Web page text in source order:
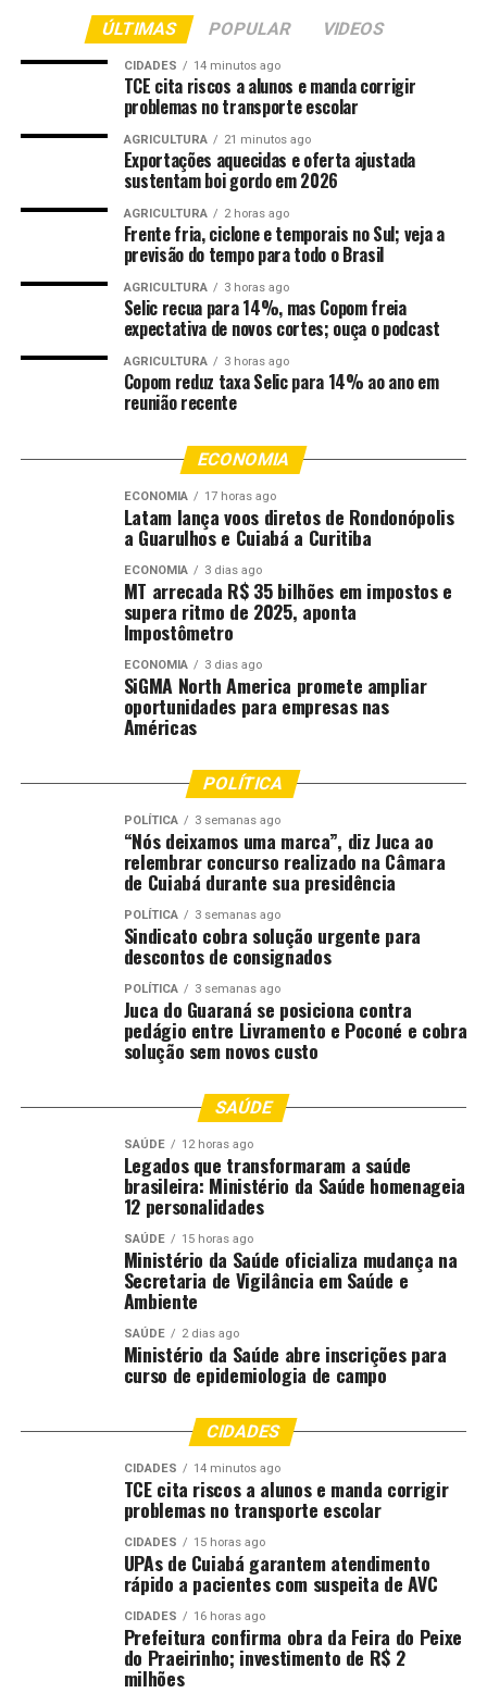
evento, promovido pela Liga Carnaval Cuiabá, terá
entrada gratuita e conta com patrocínio do Governo do
Estado, além do apoio institucional da Prefeitura de
Na próxima semana, período oficial do Carnaval, o
grande destaque fica por conta dos eventos religiosos.
Na Arena Pantanal, o Vinde e Vede será realizado de
sábado a domingo, reunindo milhares de fiéis católicos
em um dos maiores encontros de evangelização do
Centro-Oeste. Marco da Igreja Católica em Mato Grosso,
o evento fortalece, a cada ano, a proposta de vivenciar o
período carnavalesco como um tempo de
espiritualidade, comunhão e celebração da fé, reunindo
famílias em um ambiente de oração, louvor e
solidariedade.
Reunindo a força da juventude evangélica em Cuiabá, o
Congresso da Umadecre chega à sua 44ª edição, com
uma programação intensa de cultos, louvores e
ministrações, que começa na Arena Pantanal e segue
para o Grande Templo. Além de momentos de adoração,
a organização promete dias de muita alegria e
comemoração pelos 44 anos de história da Umadecre.
como uma alternativa cultural e familiar, com
programação carnavalesca no Sesc Arsenal e no Sesc
Balneário Dr. Meirelles. A agenda inclui oficinas,
reforçando o caráter social e inclusivo do período.
Confira programação dos eventos:
LIGA CARNAVAL CUIABÁ
Sexta-feira – 06/02
19h00 – Palco Principal – Grupo Aprontaê (Atração
20h30 – Início do Desfile de Blocos e Escolas de Samba
21h30 – Desfile do Bloco Carnavalesco Tradição do
22h30 – Desfile do Bloco Carnavalesco Agora Q Q Esse
23h30 – Desfile do Bloco Carnavalesco Luxo Folia
00h30 – Desfile da Escola de Samba Império de Angola
01h30 – Encerramento do Desfile
01h30 – Palco Principal – Tiee (Show Nacional)
02h30 – Palco Principal – Banda Novo Som (Atração
04h30 – Palco Principal – DJ Detona (Atração Regional)
Sábado – 07/02
18h00 – Abertura dos Portões
19h00 – Palco Principal – Grupo SASMININA (Atração
21h00 – Início do Desfile de Blocos e Escolas de Samba
21h00 – Desfile Bloco Carnavalesco Boca Suja
22h00 – Desfile do Bloco Carnavalesco Melados
23h00 – Desfile do Bloco Carnavalesco Império de Casa
00h00 – Desfile da Escola de Samba Payaguás
01h00 – Encerramento do Desfile
ÚLTIMAS POPULAR VIDEOS
CIDADES 14 minutos ago
TCE cita riscos a alunos e manda corrigir
problemas no transporte escolar
AGRICULTURA 21 minutos ago
Exportações aquecidas e oferta ajustada
sustentam boi gordo em 2026
AGRICULTURA 2 horas ago
Frente fria, ciclone e temporais no Sul; veja a
previsão do tempo para todo o Brasil
AGRICULTURA 3 horas ago
Selic recua para 14%, mas Copom freia
expectativa de novos cortes; ouça o podcast
AGRICULTURA 3 horas ago
Copom reduz taxa Selic para 14% ao ano em
reunião recente
ECONOMIA
ECONOMIA 17 horas ago
Latam lança voos diretos de Rondonópolis
a Guarulhos e Cuiabá a Curitiba
ECONOMIA 3 dias ago
MT arrecada R$ 35 bilhões em impostos e
supera ritmo de 2025, aponta
Impostômetro
ECONOMIA 3 dias ago
SiGMA North America promete ampliar
oportunidades para empresas nas
Américas
POLÍTICA
POLÍTICA 3 semanas ago
“Nós deixamos uma marca”, diz Juca ao
relembrar concurso realizado na Câmara
de Cuiabá durante sua presidência
POLÍTICA 3 semanas ago
Sindicato cobra solução urgente para
descontos de consignados
POLÍTICA 3 semanas ago
Juca do Guaraná se posiciona contra
pedágio entre Livramento e Poconé e cobra
solução sem novos custo
SAÚDE
SAÚDE 12 horas ago
Legados que transformaram a saúde
brasileira: Ministério da Saúde homenageia
12 personalidades
SAÚDE 15 horas ago
Ministério da Saúde oficializa mudança na
Secretaria de Vigilância em Saúde e
Ambiente
SAÚDE 2 dias ago
Ministério da Saúde abre inscrições para
curso de epidemiologia de campo
CIDADES
CIDADES 14 minutos ago
TCE cita riscos a alunos e manda corrigir
problemas no transporte escolar
CIDADES 15 horas ago
UPAs de Cuiabá garantem atendimento
rápido a pacientes com suspeita de AVC
CIDADES 16 horas ago
Prefeitura confirma obra da Feira do Peixe
do Praeirinho; investimento de R$ 2
milhões